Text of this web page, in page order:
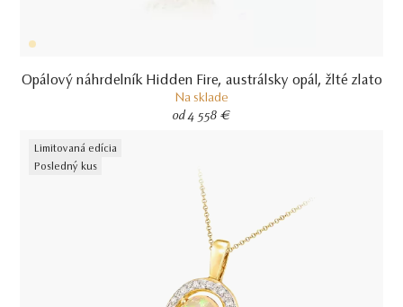
Opálový náhrdelník Hidden Fire, austrálsky opál, žlté zlato
Na sklade
od 4 558 €
Limitovaná edícia
Posledný kus